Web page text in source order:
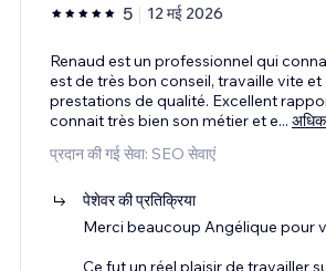
5 12 मई 2026
Renaud est un professionnel qui
est de très bon conseil, travaille vite
prestations de qualité. Excellent
connait très bien son métier et e... अधिक
प्रदान की गई सेवा: SEO सेवाएं
पेशेवर की प्रतिक्रिया
Merci beaucoup Angélique pour
Ce fut un réel plaisir de travailler